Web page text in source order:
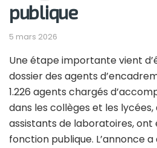
publique
5 mars 2026
Une étape importante vient
dossier des agents
1.226 agents chargés
dans les collèges et les lycées,
assistants de laboratoires, ont
fonction publique. L’annonce